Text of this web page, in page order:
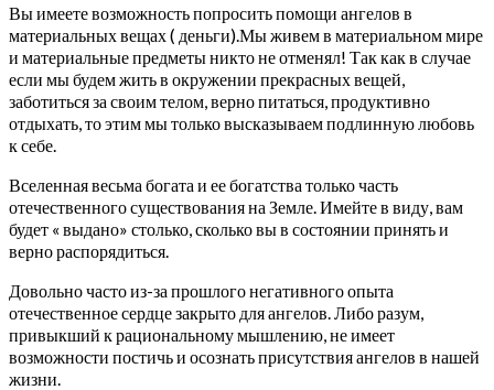
Вы имеете возможность попросить помощи ангелов в
материальных вещах ( деньги).Мы живем в материальном мире
и материальные предметы никто не отменял! Так как в случае
если мы будем жить в окружении прекрасных вещей,
заботиться за своим телом, верно питаться, продуктивно
отдыхать, то этим мы только высказываем подлинную любовь
к себе.
Вселенная весьма богата и ее богатства только часть
отечественного существования на Земле. Имейте в виду, вам
будет « выдано» столько, сколько вы в состоянии принять и
верно распорядиться.
Довольно часто из-за прошлого негативного опыта
отечественное сердце закрыто для ангелов. Либо разум,
привыкший к рациональному мышлению, не имеет
возможности постичь и осознать присутствия ангелов в нашей
жизни.